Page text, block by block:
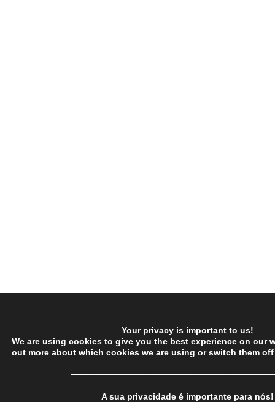
Your privacy is important to us!
We are using cookies to give you the best experience on our
out more about which cookies we are using or switch them
A sua privacidade é importante para nós!